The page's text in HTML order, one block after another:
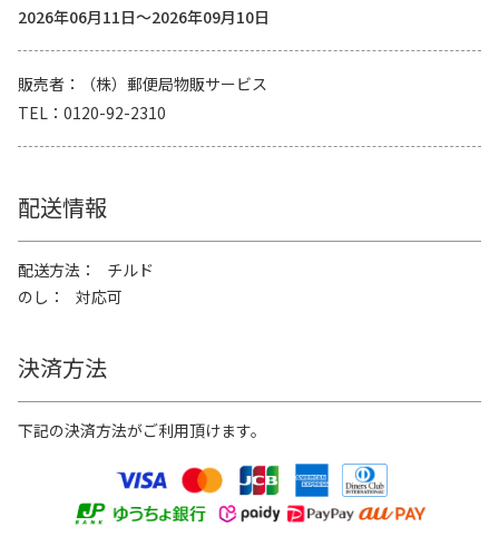
2026年06月11日～2026年09月10日
販売者
（株）郵便局物販サービス
TEL
0120-92-2310
配送情報
配送方法
チルド
のし
対応可
決済方法
下記の決済方法がご利用頂けます。